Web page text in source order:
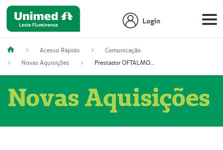
Login
Acesso Rápido
Comunicação
Novas Aquisições
Prestador OFTALMOCLÍNICA SÃO GONÇALO (55004164-2)
Novas Aquisições